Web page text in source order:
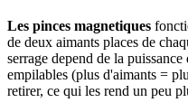
Les pinces magnetiques
de deux aimants places de
serrage depend de la
empilables (plus d'aimants =
retirer, ce qui les rend un peu